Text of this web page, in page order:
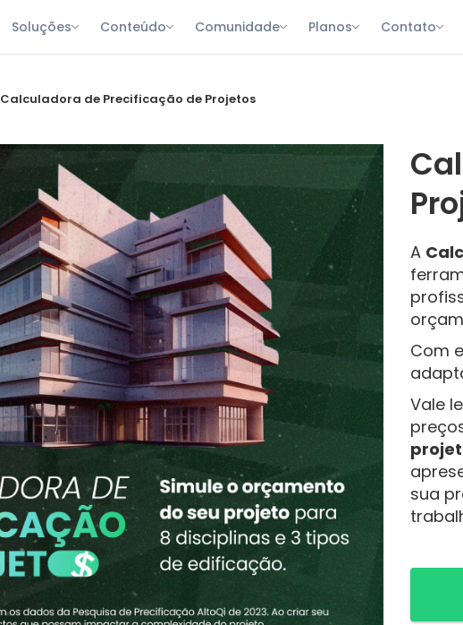
Soluções Conteúdo Comunidade Planos Contato
Calculadora de Precificação de Projetos
A
Com
Vale
sua